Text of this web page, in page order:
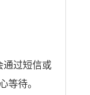
通过短信或
等待。